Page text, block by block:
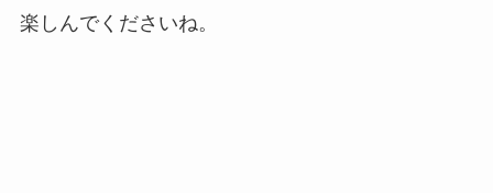
楽しんでくださいね。